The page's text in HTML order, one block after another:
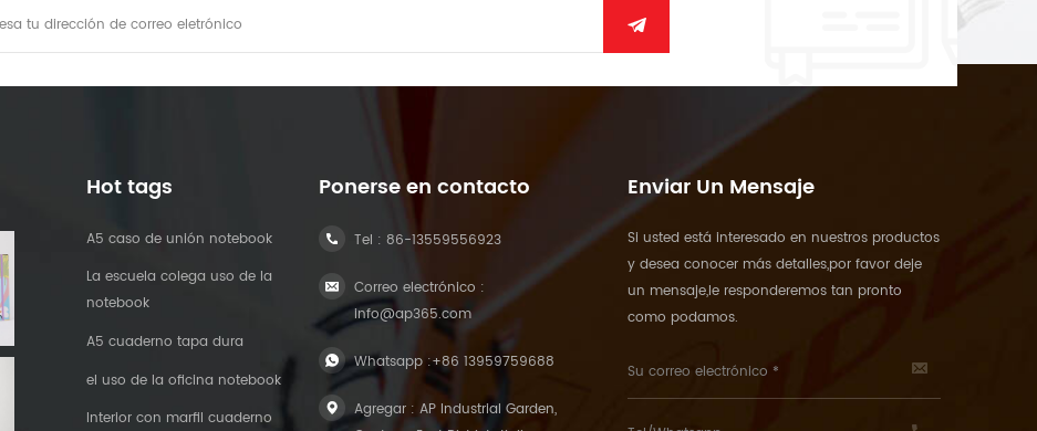
Hot tags
A5 caso de unión notebook
La escuela colega uso de la
notebook
A5 cuaderno tapa dura
el uso de la oficina notebook
Interior con marfil cuaderno
Ponerse en contacto
Tel :86-13559556923
Correo electrónico :
info@ap365.com
Whatsapp :+86 13959759688
Agregar : AP Industrial Garden,
Enviar Un Mensaje
Si usted está interesado en nuestros productos
y desea conocer más detalles,por favor deje
un mensaje,le responderemos tan pronto
como podamos.